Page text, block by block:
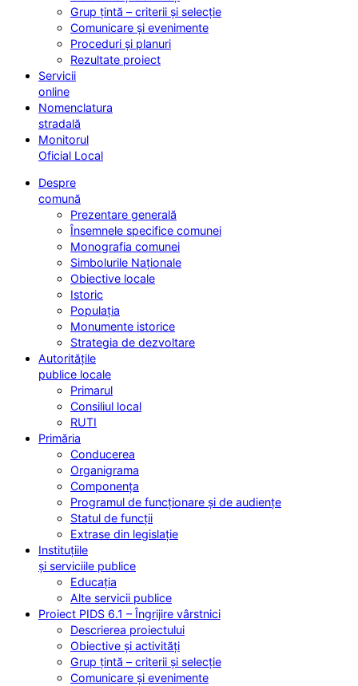
Grup țintă – criterii și selecție
Comunicare și evenimente
Proceduri și planuri
Rezultate proiect
Servicii
online
Nomenclatura
stradală
Monitorul
Oficial Local
Despre
comună
Prezentare generală
Însemnele specifice comunei
Monografia comunei
Simbolurile Naționale
Obiective locale
Istoric
Populația
Monumente istorice
Strategia de dezvoltare
Autoritățile
publice locale
Primarul
Consiliul local
RUTI
Primăria
Conducerea
Organigrama
Componența
Programul de funcționare și de audiențe
Statul de funcții
Extrase din legislație
Instituțiile
și serviciile publice
Educația
Alte servicii publice
Proiect PIDS 6.1 – Îngrijire vârstnici
Descrierea proiectului
Obiective și activități
Grup țintă – criterii și selecție
Comunicare și evenimente